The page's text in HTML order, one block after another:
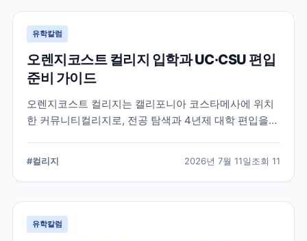
유학칼럼
오렌지코스트 컬리지 입학과 UC·CSU 편입
준비 가이드
오렌지코스트 컬리지는 캘리포니아 코스타메사에 위치
한 커뮤니티컬리지로, 전공 탐색과 4년제 대학 편입을
#컬리지 2026년 7월 11일조회 11
유학칼럼